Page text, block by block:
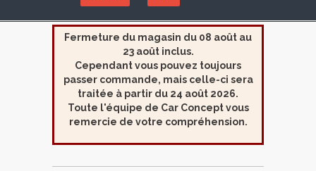
Fermeture du magasin du 08 août au
23 août inclus.
Cependant vous pouvez toujours
passer commande, mais celle-ci sera
traitée à partir du 24 août 2026.
Toute l'équipe de Car Concept vous
remercie de votre compréhension.